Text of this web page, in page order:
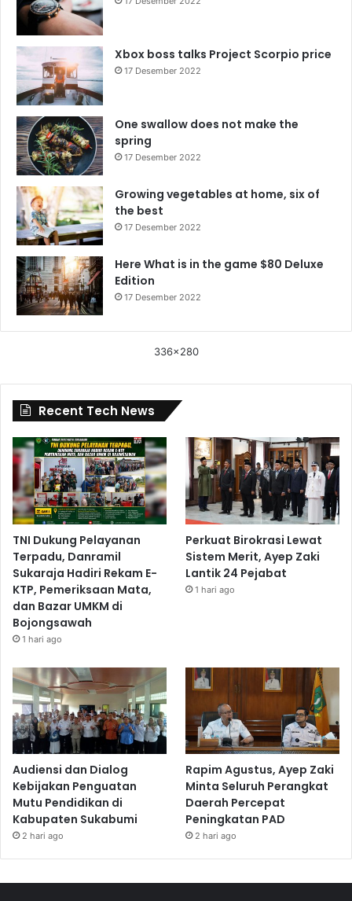
Xbox boss talks Project Scorpio price
17 Desember 2022
One swallow does not make the
spring
17 Desember 2022
Growing vegetables at home, six of
the best
17 Desember 2022
Here What is in the game $80 Deluxe
Edition
17 Desember 2022
336x280
Recent Tech News
TNI Dukung Pelayanan
Terpadu, Danramil
Sukaraja Hadiri Rekam E-
KTP, Pemeriksaan Mata,
dan Bazar UMKM di
Bojongsawah
1 hari ago
Perkuat Birokrasi Lewat
Sistem Merit, Ayep Zaki
Lantik 24 Pejabat
1 hari ago
Audiensi dan Dialog
Kebijakan Penguatan
Mutu Pendidikan di
Kabupaten Sukabumi
2 hari ago
Rapim Agustus, Ayep Zaki
Minta Seluruh Perangkat
Daerah Percepat
Peningkatan PAD
2 hari ago